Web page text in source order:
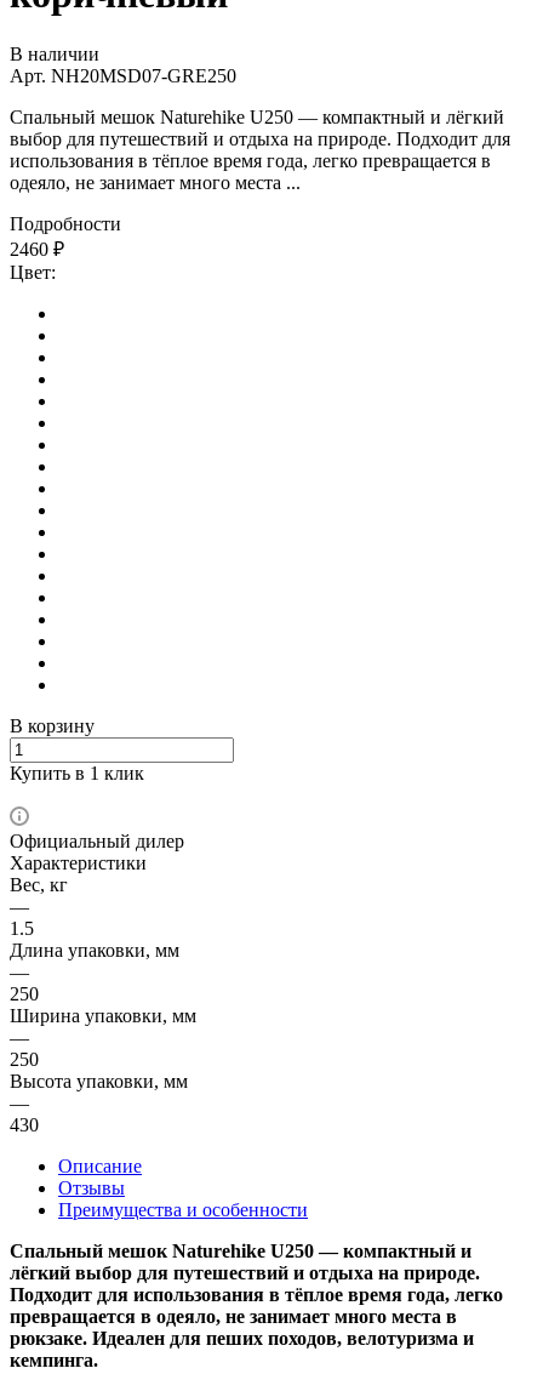
В наличии
Арт. NH20MSD07-GRE250
Спальный мешок Naturehike U250 — компактный и лёгкий
выбор для путешествий и отдыха на природе. Подходит для
использования в тёплое время года, легко превращается в
одеяло, не занимает много места ...
Подробности
2460 ₽
Цвет:
В корзину
Купить в 1 клик
Официальный дилер
Характеристики
Вес, кг
—
1.5
Длина упаковки, мм
—
250
Ширина упаковки, мм
—
250
Высота упаковки, мм
—
430
Описание
Отзывы
Преимущества и особенности
Спальный мешок Naturehike U250 — компактный и
лёгкий выбор для путешествий и отдыха на природе.
Подходит для использования в тёплое время года, легко
превращается в одеяло, не занимает много места в
рюкзаке. Идеален для пеших походов, велотуризма и
кемпинга.